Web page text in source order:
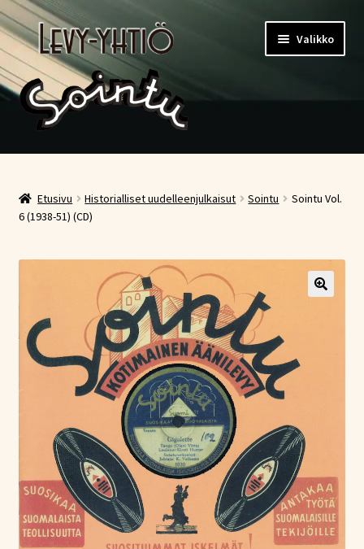
Siirry
navigointiin
Siirry
sisältöön
Valikko
Etusivu
Kauppa
Oma tili
Tietoa meistä
Konserttiliput
Etusivu Historialliset uudelleenjulkaisut Sointu
Sointu Vol.
6 (1938-51) (CD)